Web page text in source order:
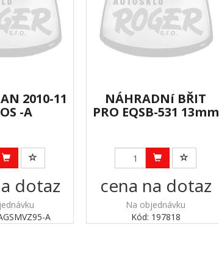
2010-11
-A
dotaz
A
NÁHRADNí BŘIT
PRO EQSB-531 13mm
cena na dotaz
Na objednávku
Kód: 197818